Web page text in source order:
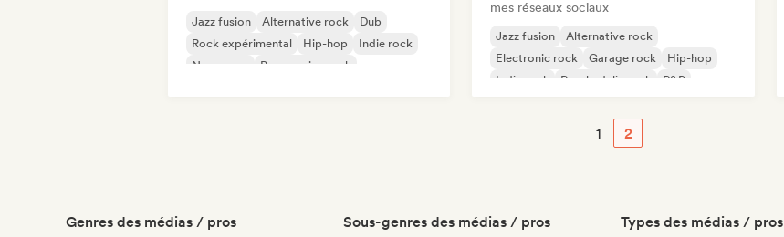
Jazz fusion Alternative rock
Dub
Rock expérimental
Hip-hop
Indie rock
New wave
Progressive rock
mes réseaux sociaux
Jazz fusion
Alternative rock
Electronic rock
Garage rock
Hip-hop
Indie rock
Psychedelic rock R&B
1 2
Genres des médias / pros Sous-genres des médias / pros Types des médias / pros